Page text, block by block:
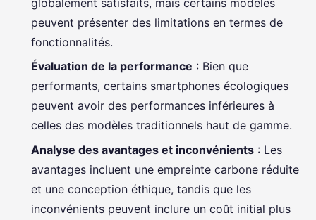
peuvent présenter des limitations en termes de
fonctionnalités.
Évaluation de la performance : Bien que
performants, certains smartphones écologiques
peuvent avoir des performances inférieures à
celles des modèles traditionnels haut de gamme.
Analyse des avantages et inconvénients : Les
avantages incluent une empreinte carbone réduite
et une conception éthique, tandis que les
inconvénients peuvent inclure un coût initial plus